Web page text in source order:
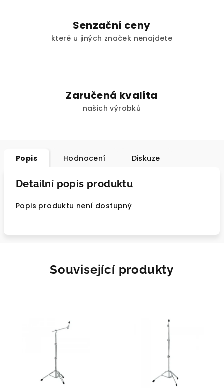
Senzační ceny
které u jiných značek nenajdete
Zaručená kvalita
našich výrobků
Popis Hodnocení Diskuze
Detailní popis produktu
Popis produktu není dostupný
Související produkty